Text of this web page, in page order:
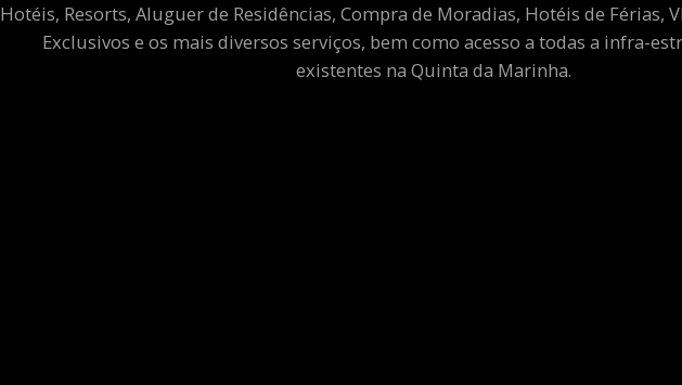
Hotéis, Resorts, Aluguer de Residências, Compra de Moradias, Hotéis de Férias,
Exclusivos e os mais diversos serviços, bem como acesso a todas a infra-
existentes na Quinta da Marinha.